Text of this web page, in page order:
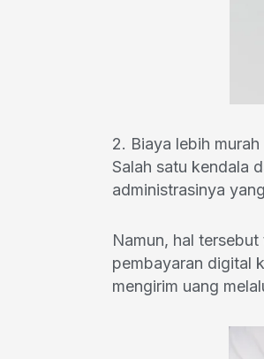
2. Biaya lebih murah
Salah satu kendala
administrasinya
Namun, hal
pembayaran digital
mengirim uang